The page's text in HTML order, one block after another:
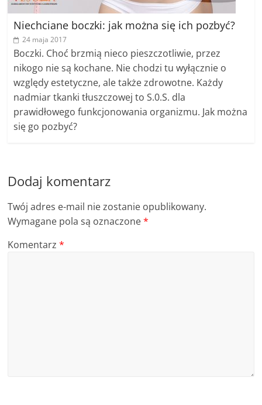
Niechciane boczki: jak można się ich pozbyć?
24 maja 2017
Boczki. Choć brzmią nieco pieszczotliwie, przez
nikogo nie są kochane. Nie chodzi tu wyłącznie o
względy estetyczne, ale także zdrowotne. Każdy
nadmiar tkanki tłuszczowej to S.0.S. dla
prawidłowego funkcjonowania organizmu. Jak można
się go pozbyć?
Dodaj komentarz
Twój adres e-mail nie zostanie opublikowany.
Wymagane pola są oznaczone*
Komentarz*